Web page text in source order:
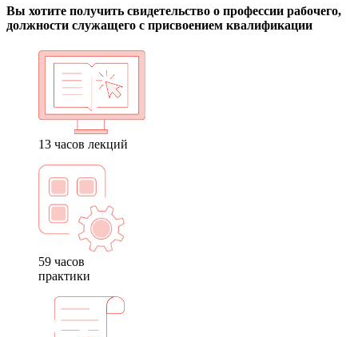
Вы хотите получить свидетельство о профессии рабочего,
должности служащего с присвоением квалификации
13 часов лекций
59 часов
практики